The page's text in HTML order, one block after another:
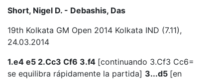
Short, Nigel D. - Debashis, Das
19th Kolkata GM Open 2014 Kolkata IND (7.11),
24.03.2014
1.e4 e5 2.Cc3 Cf6 3.f4 [continuando 3.Cf3 Cc6=
se equilibra rápidamente la partida] 3...d5 [en